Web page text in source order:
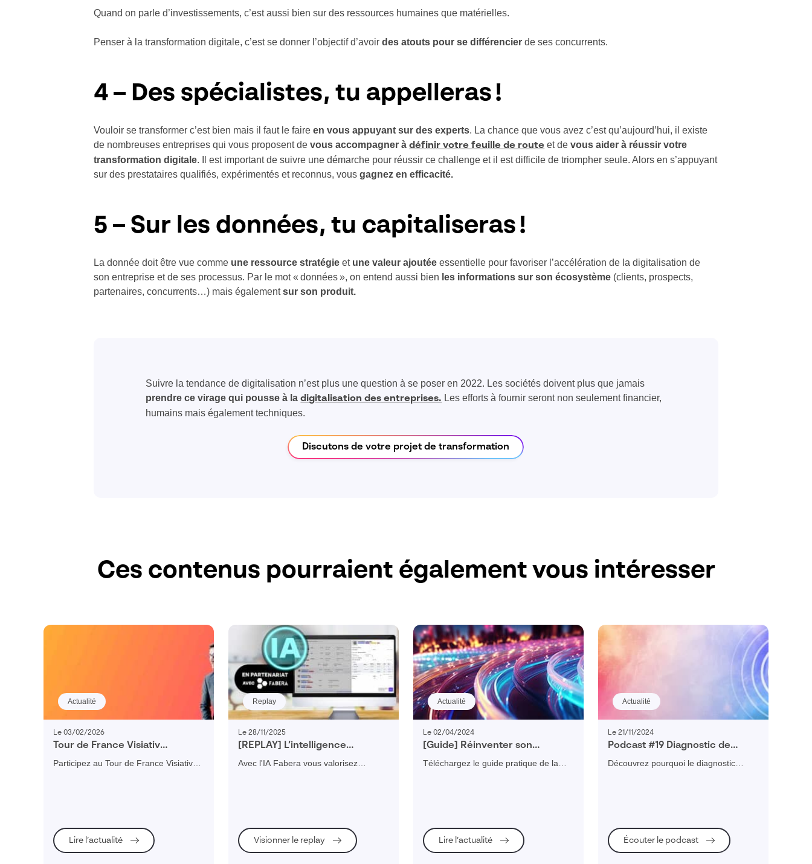
Quand on parle d’investissements, c’est aussi bien sur des ressources humaines que matérielles.
Penser à la transformation digitale, c’est se donner l’objectif d’avoirdes atouts pour se différencier de ses concurrents.
4 – Des spécialistes, tu appelleras !
Vouloir se transformer c’est bien mais il faut le faireen vous appuyant sur des experts. La chance que vous avez c’est qu’aujourd’hui, il existe
de nombreuses entreprises qui vous proposent devous accompagner àdéfinir votre feuille de route et de vous aider à réussir votre
transformation digitale. Il est important de suivre une démarche pour réussir ce challenge et il est difficile de triompher seule. Alors en s’appuyant
sur des prestataires qualifiés, expérimentés et reconnus, vous gagnez en efficacité.
5 – Sur les données, tu capitaliseras !
La donnée doit être vue comme une ressource stratégie et une valeur ajoutée essentielle pour favoriser l’accélération de la digitalisation de
son entreprise et de ses processus. Par le mot « données », on entend aussi bien les informations sur son écosystème (clients, prospects,
partenaires, concurrents…) mais égalementsur son produit.
Suivre la tendance de digitalisation n’est plus une question à se poser en 2022. Les sociétés doivent plus que jamais
prendre ce virage qui pousse à ladigitalisation des entreprises. Les efforts à fournir seront non seulement financier,
humains mais également techniques.
Discutons de votre projet de transformation
Ces contenus pourraient également vous intéresser
Actualité
Le 03/02/2026
Tour de France Visiativ
Perspectives 2026
Participez au Tour de France Visiativ
compétitivité de votre entreprise.
Lire l’actualité
Replay
Le 28/11/2025
[REPLAY] L’intelligence
artificielle au service du
Avec l'IA Fabera vous valorisez
Visionner le replay
Actualité
Le 02/04/2024
[Guide] Réinventer son
entreprise industrielle en 2025
Téléchargez le guide pratique de la
Lire l’actualité
Actualité
Le 21/11/2024
Podcast #19 Diagnostic de
Transformation : comprendre,
planifier et réussir sa
Découvrez pourquoi le diagnostic
Écouter le podcast